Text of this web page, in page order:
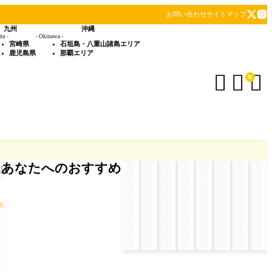
お問い合わせサイトマップ
九州
-
宮崎県
鹿児島県
沖縄
- Okinawa -
石垣島・八重山諸島エリア
那覇エリア
  0
あなたへのおすすめ